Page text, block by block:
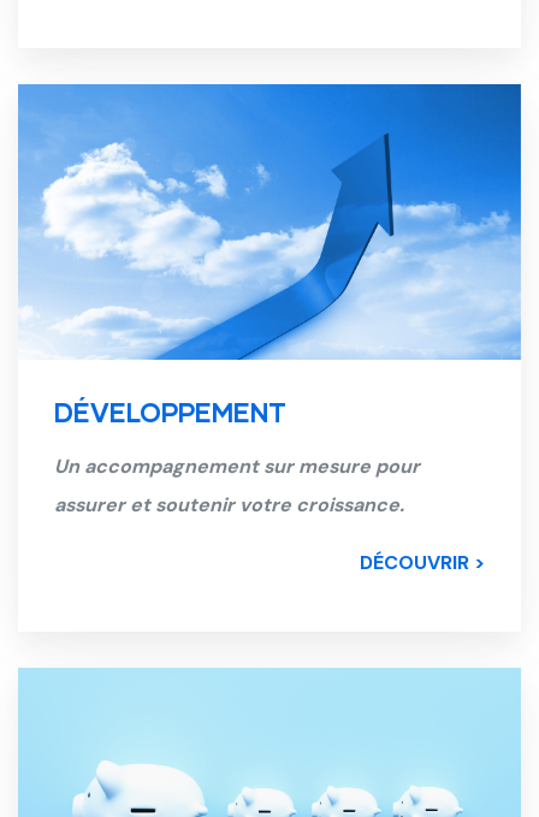
DÉVELOPPEMENT
Un accompagnement sur mesure pour
assurer et soutenir votre croissance.
DÉCOUVRIR >